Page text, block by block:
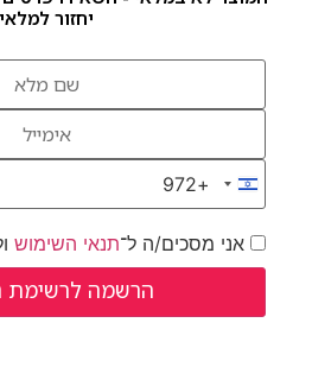
יחזור למלאי
Israel +972
+972
אני מסכים/ה ל־תנאי השימוש